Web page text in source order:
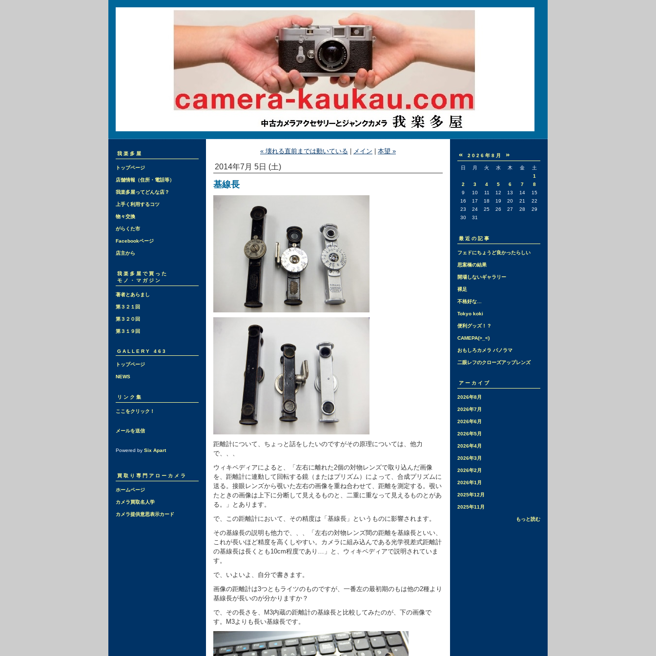
我楽多屋
トップページ
店舗情報（住所・電話等）
我楽多屋ってどんな店？
上手く利用するコツ
物々交換
がらくた市
Facebookページ
店主から
我楽多屋で買った
モノ・マガジン
著者とあらまし
第３２１回
第３２０回
第３１９回
GALLERY 463
トップページ
NEWS
リンク集
ここをクリック！
メールを送信
Powered by Six Apart
買取り専門アローカメラ
ホームページ
カメラ買取名人学
カメラ提供意思表示カード
« 壊れる直前までは動いている メイン 本望 »
2014年7月 5日 (土)
基線長
距離計について、ちょっと話をしたいのですがその原理については、他力
で、、、
ウィキペディアによると、「左右に離れた2個の対物レンズで取り込んだ画像
を、距離計に連動して回転する鏡（またはプリズム）によって、合成プリズムに
送る。接眼レンズから覗いた左右の画像を重ね合わせて、距離を測定する。覗い
たときの画像は上下に分断して見えるものと、二重に重なって見えるものとがあ
る。」とあります。
で、この距離計において、その精度は「基線長」というものに影響されます。
その基線長の説明も他力で、、、「左右の対物レンズ間の距離を基線長といい、
これが長いほど精度を高くしやすい。カメラに組み込んである光学視差式距離計
の基線長は長くとも10cm程度であり…」と、ウィキペディアで説明されていま
す。
で、いよいよ、自分で書きます。
画像の距離計は3つともライツのものですが、一番左の最初期のもは他の2種より
基線長が長いのが分かりますか？
で、その長さを、M3内蔵の距離計の基線長と比較してみたのが、下の画像で
す。M3よりも長い基線長です。
« 2026年8月 »
日 月 火 水 木 金
土
1
2
3 4 5 6 7
8
9
10 11 12 13 14
15
16
17 18 19 20 21
22
23
24 25 26 27 28
29
30
31
最近の記事
フェドにちょうど良かったらしい
思案橋の結果
開場しないギャラリー
裸足
不格好な…
Tokyo koki
便利グッズ！？
CAMEPA(>_<)
おもしろカメラ パノラマ
二眼レフのクローズアップレンズ
アーカイブ
2026年8月
2026年7月
2026年6月
2026年5月
2026年4月
2026年3月
2026年2月
2026年1月
2025年12月
2025年11月
もっと読む